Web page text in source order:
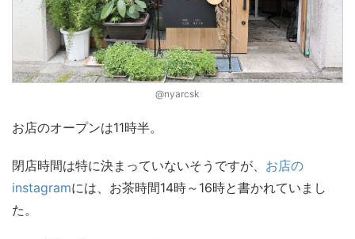
@nyarcsk
お店のオープンは11時半。
閉店時間は特に決まっていないそうですが、 お店の
instagramには、お茶時間14時～16時と書かれていまし
た。